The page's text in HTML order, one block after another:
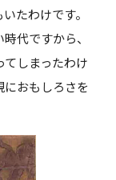
たわけです。
代ですから、
しまったわけ
おもしろさを